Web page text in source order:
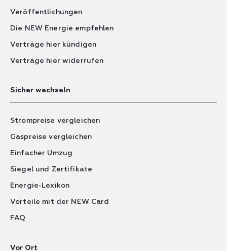
Veröffentlichungen
Die NEW Energie empfehlen
Verträge hier kündigen
Verträge hier widerrufen
Sicher wechseln
Strompreise vergleichen
Gaspreise vergleichen
Einfacher Umzug
Siegel und Zertifikate
Energie-Lexikon
Vorteile mit der NEW Card
FAQ
Vor Ort